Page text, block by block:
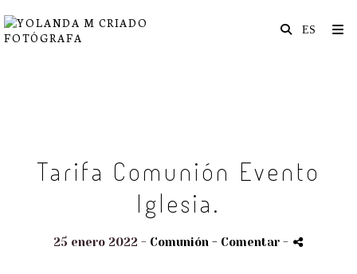
Tarifa Comunión Evento
Iglesia.
25 enero 2022 - Comunión - Comentar -